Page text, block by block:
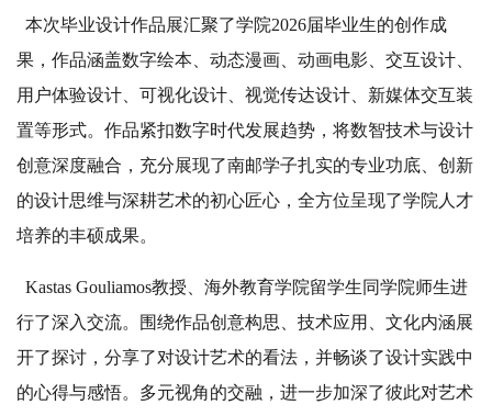
本次毕业设计作品展汇聚了学院2026届毕业生的创作成
果，作品涵盖数字绘本、动态漫画、动画电影、交互设计、
用户体验设计、可视化设计、视觉传达设计、新媒体交互装
置等形式。作品紧扣数字时代发展趋势，将数智技术与设计
创意深度融合，充分展现了南邮学子扎实的专业功底、创新
的设计思维与深耕艺术的初心匠心，全方位呈现了学院人才
培养的丰硕成果。
Kastas Gouliamos教授、海外教育学院留学生同学院师生进
行了深入交流。围绕作品创意构思、技术应用、文化内涵展
开了探讨，分享了对设计艺术的看法，并畅谈了设计实践中
的心得与感悟。多元视角的交融，进一步加深了彼此对艺术